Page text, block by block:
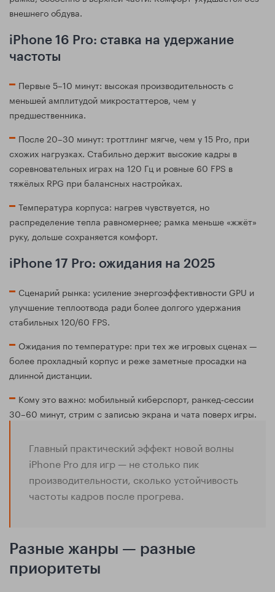
внешнего обдува.
iPhone 16 Pro: ставка на удержание
частоты
Первые 5–10 минут: высокая производительность с
меньшей амплитудой микростаттеров, чем у
предшественника.
После 20–30 минут: троттлинг мягче, чем у 15 Pro, при
схожих нагрузках. Стабильно держит высокие кадры в
соревновательных играх на 120 Гц и ровные 60 FPS в
тяжёлых RPG при балансных настройках.
Температура корпуса: нагрев чувствуется, но
распределение тепла равномернее; рамка меньше «жжёт»
руку, дольше сохраняется комфорт.
iPhone 17 Pro: ожидания на 2025
Сценарий рынка: усиление энергоэффективности GPU и
улучшение теплоотвода ради более долгого удержания
стабильных 120/60 FPS.
Ожидания по температуре: при тех же игровых сценах —
более прохладный корпус и реже заметные просадки на
длинной дистанции.
Кому это важно: мобильный киберспорт, ранкед‑сессии
30–60 минут, стрим с записью экрана и чата поверх игры.
Главный практический эффект новой волны
iPhone Pro для игр — не столько пик
производительности, сколько устойчивость
частоты кадров после прогрева.
Разные жанры — разные
приоритеты